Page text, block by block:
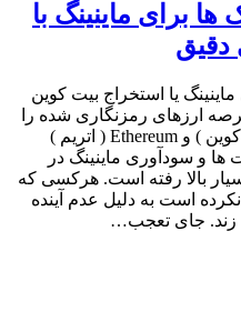
برای ماینینگ با
دقیق
یا استخراج بیت کوین
ارزهای رمزنگاری شده را
دارد؟ استخراج bitcoin ( بیت کوین ) و Ethereum ( اتریم )
ها و سودآوری ماینینگ در
بالا رفته است. هرکسی که
است به دلیل عدم آینده
زند. جای تعجب…